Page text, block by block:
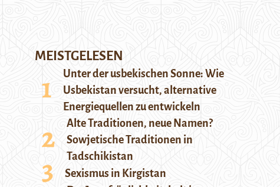
MEISTGELESEN
Unter der usbekischen Sonne: Wie
Usbekistan versucht, alternative
Energiequellen zu entwickeln
Alte Traditionen, neue Namen?
Sowjetische Traditionen in
Tadschikistan
Sexismus in Kirgistan